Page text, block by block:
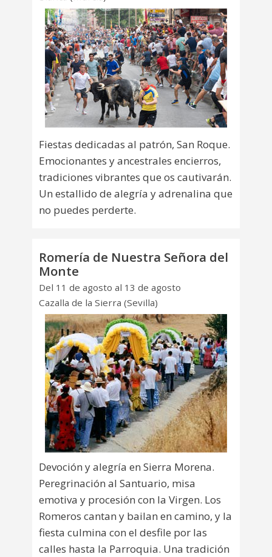
Fiestas dedicadas al patrón, San Roque.
Emocionantes y ancestrales encierros,
tradiciones vibrantes que os cautivarán.
Un estallido de alegría y adrenalina que
no puedes perderte.
Romería de Nuestra Señora del
Monte
Del 11 de agosto al 13 de agosto
Cazalla de la Sierra (Sevilla)
Devoción y alegría en Sierra Morena.
Peregrinación al Santuario, misa
emotiva y procesión con la Virgen. Los
Romeros cantan y bailan en camino, y la
fiesta culmina con el desfile por las
calles hasta la Parroquia. Una tradición